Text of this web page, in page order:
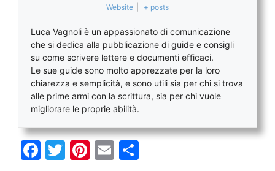
Website + posts
Luca Vagnoli è un appassionato di comunicazione
che si dedica alla pubblicazione di guide e consigli
su come scrivere lettere e documenti efficaci.
Le sue guide sono molto apprezzate per la loro
chiarezza e semplicità, e sono utili sia per chi si trova
alle prime armi con la scrittura, sia per chi vuole
migliorare le proprie abilità.
F
T
Pi E